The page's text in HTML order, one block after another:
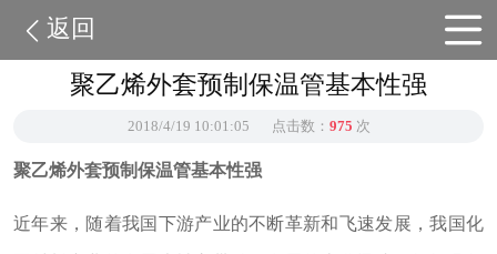
返回
聚乙烯外套预制保温管基本性强
2018/4/19 10:01:05 点击数： 975 次
聚乙烯外套预制保温管基本性强
近年来，随着我国下游产业的不断革新和飞速发展，我国化